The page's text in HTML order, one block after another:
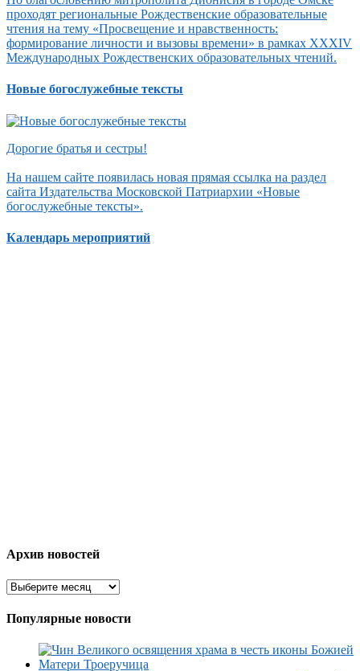
проходят региональные Рождественские образовательные
чтения на тему «Просвещение и нравственность:
формирование личности и вызовы времени» в рамках XXXIV
Международных Рождественских образовательных чтений.
Новые богослужебные тексты
Дорогие братья и сестры!
На нашем сайте появилась новая прямая ссылка на раздел
сайта Издательства Московской Патриархии «Новые
богослужебные тексты».
Календарь мероприятий
Архив новостей
Популярные новости